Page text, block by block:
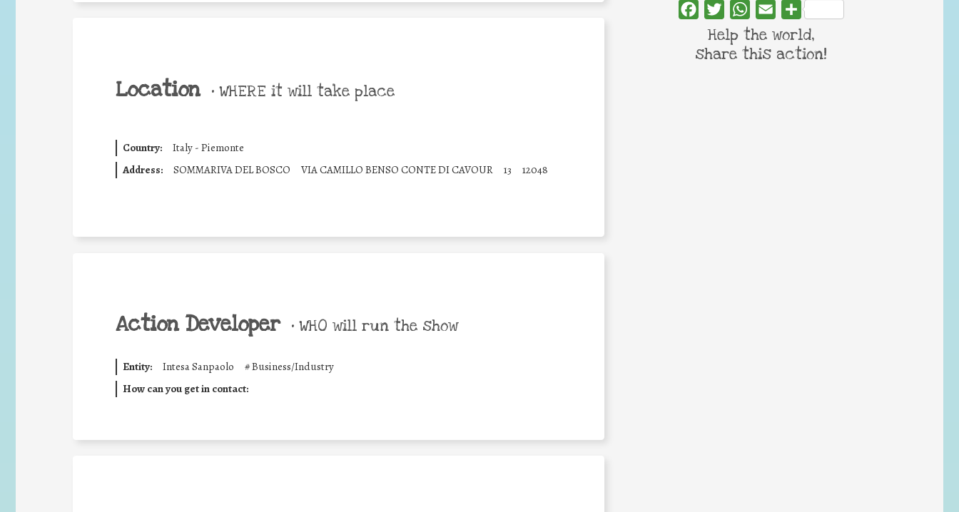
Location • WHERE it will take place
Country:
Italy - Piemonte
Address:
SOMMARIVA DEL BOSCO VIA CAMILLO BENSO CONTE DI CAVOUR 13 12048
Action Developer • WHO will run the show
Entity: Intesa Sanpaolo #Business/Industry
How can you get in contact:
FacebookTwitterWhatsApp
Email Share
Help the world,
share this action!